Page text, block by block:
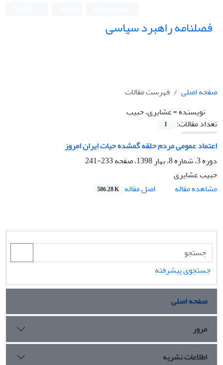
فصلنامه راهبرد سیاسی
صفحه اصلی
فهرست مقالات
نویسنده =عشایری، حبیب
تعداد مقالات:
1
اعتماد عمومی مردم حلقه گمشده حیات ایران امروز
دوره 3، شماره 8، بهار 1398، صفحه
233-241
حبیب عشایری
مشاهده مقاله
اصل مقاله 586.28 K
جستجوی پیشرفته
صفحه اصلی
مرور
اطلاعات نشریه